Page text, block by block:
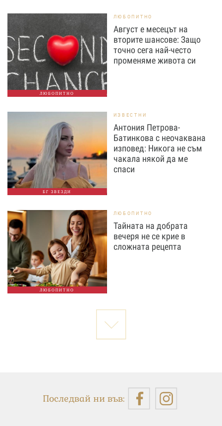
ЛЮБОПИТНО
ЛЮБОПИТНО
Август е месецът на
вторите шансове: Защо
точно сега най-често
променяме живота си
БГ ЗВЕЗДИ
ИЗВЕСТНИ
Антония Петрова-
Батинкова с неочаквана
изповед: Никога не съм
чакала някой да ме
спаси
ЛЮБОПИТНО
ЛЮБОПИТНО
Тайната на добрата
вечеря не се крие в
сложната рецепта
Последвай ни във: